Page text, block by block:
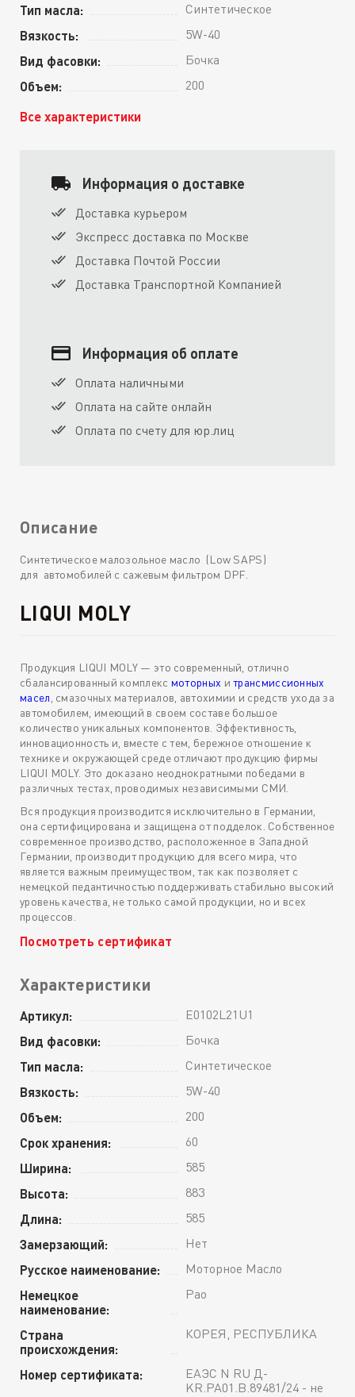
Тип масла: Синтетическое
Вязкость: 5W-40
Вид фасовки: Бочка
Объем: 200
Все характеристики
Информация о доставке
Доставка курьером
Экспресс доставка по Москве
Доставка Почтой России
Доставка Транспортной Компанией
Информация об оплате
Оплата наличными
Оплата на сайте онлайн
Оплата по счету для юр.лиц
Описание
Синтетическое малозольное масло (Low SAPS)
для автомобилей с сажевым фильтром DPF.
LIQUI MOLY
Продукция LIQUI MOLY — это современный, отлично
сбалансированный комплекс моторных итрансмиссионных
масел , смазочных материалов, автохимии и средств ухода за
автомобилем, имеющий в своем составе большое
количество уникальных компонентов. Эффективность,
инновационность и, вместе с тем, бережное отношение к
технике и окружающей среде отличают продукцию фирмы
LIQUI MOLY. Это доказано неоднократными победами в
различных тестах, проводимых независимыми СМИ.
Вся продукция производится исключительно в Германии,
она сертифицирована и защищена от подделок. Собственное
современное производство, расположенное в Западной
Германии, производит продукцию для всего мира, что
является важным преимуществом, так как позволяет с
немецкой педантичностью поддерживать стабильно высокий
уровень качества, не только самой продукции, но и всех
процессов.
Посмотреть сертификат
Характеристики
Артикул: E0102L21U1
Вид фасовки: Бочка
Тип масла: Синтетическое
Вязкость: 5W-40
Объем: 200
Срок хранения: 60
Ширина: 585
Высота: 883
Длина: 585
Замерзающий: Нет
Русское наименование: Моторное Масло
Немецкое
наименование:
Pao
Страна
происхождения:
КОРЕЯ, РЕСПУБЛИКА
Номер сертификата:
ЕАЭС N RU Д-
KR.РА01.В.89481/24 - не